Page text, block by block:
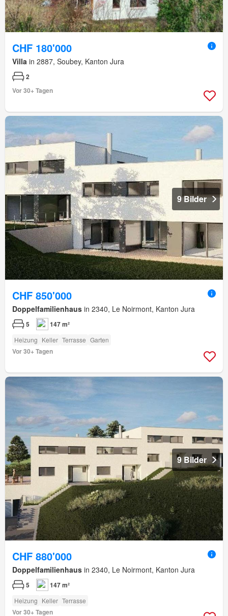
CHF 180'000
Villa in 2887, Soubey, Kanton Jura
2
Vor 30+ Tagen
9 Bilder
CHF 850'000
Doppelfamilienhaus in 2340, Le Noirmont, Kanton Jura
5 147 m²
Heizung Keller Terrasse Garten
Vor 30+ Tagen
9 Bilder
CHF 880'000
Doppelfamilienhaus in 2340, Le Noirmont, Kanton Jura
5 147 m²
Heizung Keller Terrasse
Vor 30+ Tagen